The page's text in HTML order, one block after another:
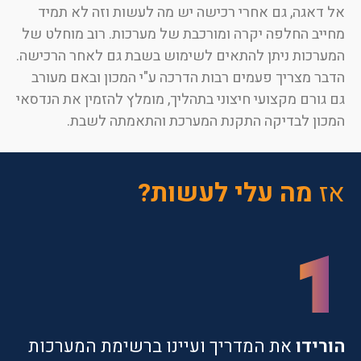
אל דאגה, גם אחרי רכישה יש מה לעשות וזה לא תמיד
מחייב החלפה יקרה ומורכבת של מערכות. רוב מוחלט של
המערכות ניתן להתאים לשימוש בשבת גם לאחר הרכישה.
הדבר מצריך פעמים רבות הדרכה ע"י המכון ובאם מעורב
גם גורם מקצועי חיצוני בתהליך, מומלץ להזמין את הנדסאי
המכון לבדיקה התקנת המערכת והתאמתה לשבת.
אז מה עלי לעשות?
הורידואת המדריך ועיינו ברשימת המערכות